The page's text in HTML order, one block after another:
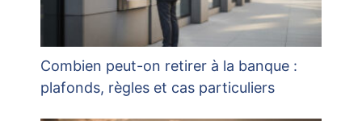
Combien peut-on retirer à la banque :
plafonds, règles et cas particuliers